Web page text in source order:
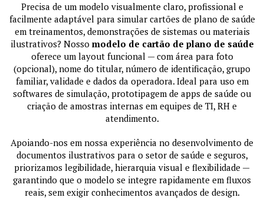
Precisa de um modelo visualmente claro, profissional e
facilmente adaptável para simular cartões de plano de saúde
em treinamentos, demonstrações de sistemas ou materiais
ilustrativos? Nosso modelo de cartão de plano de saúde
oferece um layout funcional — com área para foto
(opcional), nome do titular, número de identificação, grupo
familiar, validade e dados da operadora. Ideal para uso em
softwares de simulação, prototipagem de apps de saúde ou
criação de amostras internas em equipes de TI, RH e
atendimento.
Apoiando-nos em nossa experiência no desenvolvimento de
documentos ilustrativos para o setor de saúde e seguros,
priorizamos legibilidade, hierarquia visual e flexibilidade —
garantindo que o modelo se integre rapidamente em fluxos
reais, sem exigir conhecimentos avançados de design.